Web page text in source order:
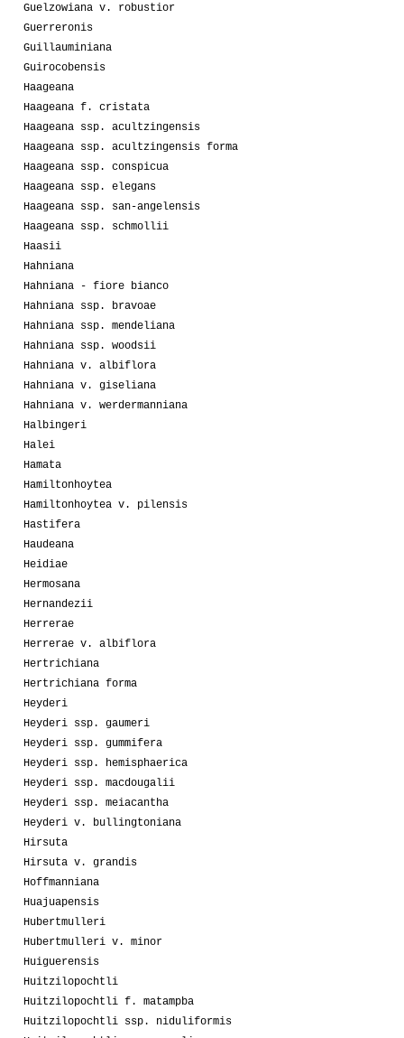
Guelzowiana v. robustior
Guerreronis
Guillauminiana
Guirocobensis
Haageana
Haageana f. cristata
Haageana ssp. acultzingensis
Haageana ssp. acultzingensis forma
Haageana ssp. conspicua
Haageana ssp. elegans
Haageana ssp. san-angelensis
Haageana ssp. schmollii
Haasii
Hahniana
Hahniana - fiore bianco
Hahniana ssp. bravoae
Hahniana ssp. mendeliana
Hahniana ssp. woodsii
Hahniana v. albiflora
Hahniana v. giseliana
Hahniana v. werdermanniana
Halbingeri
Halei
Hamata
Hamiltonhoytea
Hamiltonhoytea v. pilensis
Hastifera
Haudeana
Heidiae
Hermosana
Hernandezii
Herrerae
Herrerae v. albiflora
Hertrichiana
Hertrichiana forma
Heyderi
Heyderi ssp. gaumeri
Heyderi ssp. gummifera
Heyderi ssp. hemisphaerica
Heyderi ssp. macdougalii
Heyderi ssp. meiacantha
Heyderi v. bullingtoniana
Hirsuta
Hirsuta v. grandis
Hoffmanniana
Huajuapensis
Hubertmulleri
Hubertmulleri v. minor
Huiguerensis
Huitzilopochtli
Huitzilopochtli f. matampba
Huitzilopochtli ssp. niduliformis